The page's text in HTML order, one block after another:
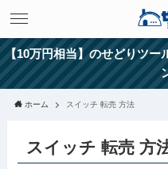
【10万円相当】のせどりツー
ホーム スイッチ 転売 方法
スイッチ 転売 方